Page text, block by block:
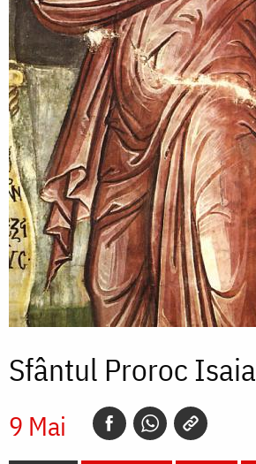
Sfântul Proroc Isaia
9 Mai